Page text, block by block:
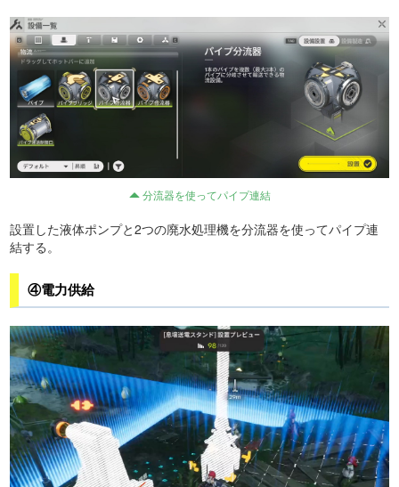
分流器を使ってパイプ連結
設置した液体ポンプと2つの廃水処理機を分流器を使ってパイプ連
結する。
④電力供給